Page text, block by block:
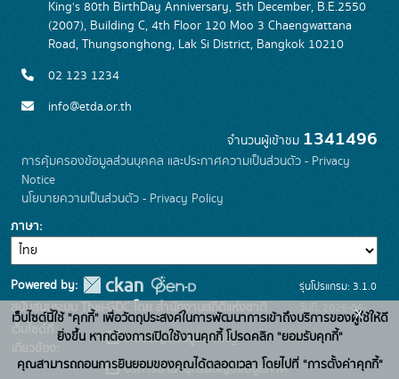
King's 80th BirthDay Anniversary, 5th December, B.E.2550
(2007), Building C, 4th Floor 120 Moo 3 Chaengwattana
Road, Thungsonghong, Lak Si District, Bangkok 10210
02 123 1234
info@etda.or.th
จำนวนผู้เข้าชม 1341496
การคุ้มครองข้อมูลส่วนบุคคล และประกาศความเป็นส่วนตัว - Privacy
Notice
นโยบายความเป็นส่วนตัว - Privacy Policy
ภาษา
Powered by:
สนับสนุนระบบ Thai-GDC โดย สำนักงานสถิติแห่งชาติ
เว็บไซต์ที่
เกี่ยวข้อง:
ระบบบัญชีข้อมูลภาครัฐ
บริการนามานุกรมบัญชีข้อมูลภาค
รุ่นโปรแกรม: 3.1.0
วันที่: 2026-06-
22
เว็บไซต์นี้ใช้ "คุกกี้" เพื่อวัตถุประสงค์ในการพัฒนาการเข้าถึงบริการของผู้ใช้ให้ดี
ยิ่งขึ้น หากต้องการเปิดใช้งานคุกกี้ โปรดคลิก "ยอมรับคุกกี้"
คุณสามารถถอนการยินยอมของคุณได้ตลอดเวลา โดยไปที่ "การตั้งค่าคุกกี้"
x